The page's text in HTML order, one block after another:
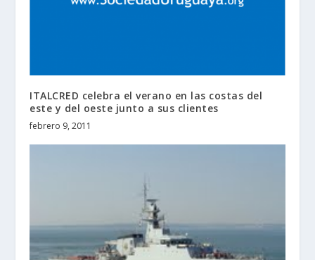
ITALCRED celebra el verano en las costas del
este y del oeste junto a sus clientes
febrero 9, 2011